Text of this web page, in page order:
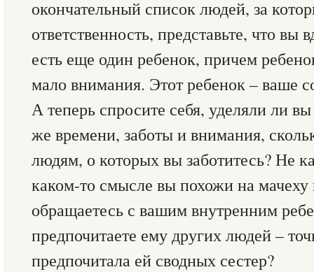
окончательный список людей, за
ответственность, представьте, что вы
есть еще один ребенок, причем
мало внимания. Этот ребенок – ваше
А теперь спросите себя, уделяли ли
же времени, заботы и внимания,
людям, о которых вы заботитесь? Не
каком-то смысле вы похожи на мачеху
обращаетесь с вашим внутренним
предпочитаете ему других людей –
предпочитала ей сводных сестер?